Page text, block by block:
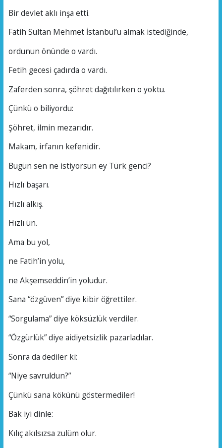
Bir devlet aklı inşa etti.
Fatih Sultan Mehmet İstanbul’u almak istediğinde,
ordunun önünde o vardı.
Fetih gecesi çadırda o vardı.
Zaferden sonra, şöhret dağıtılırken o yoktu.
Çünkü o biliyordu:
Şöhret, ilmin mezarıdır.
Makam, irfanın kefenidir.
Bugün sen ne istiyorsun ey Türk genci?
Hızlı başarı.
Hızlı alkış.
Hızlı ün.
Ama bu yol,
ne Fatih’in yolu,
ne Akşemseddin’in yoludur.
Sana “özgüven” diye kibir öğrettiler.
“Sorgulama” diye köksüzlük verdiler.
“Özgürlük” diye aidiyetsizlik pazarladılar.
Sonra da dediler ki:
“Niye savruldun?”
Çünkü sana kökünü göstermediler!
Bak iyi dinle:
Kılıç akılsızsa zulüm olur.